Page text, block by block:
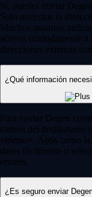
Sí, puedes enviar
Solo necesitas la
Muchos usuarios
activos cómodamente
direcciones externas
¿Qué información
Para enviar Degen
cartera del destinatario
«memo». Apps como
datos fácilmente o
errores.
¿Es seguro enviar